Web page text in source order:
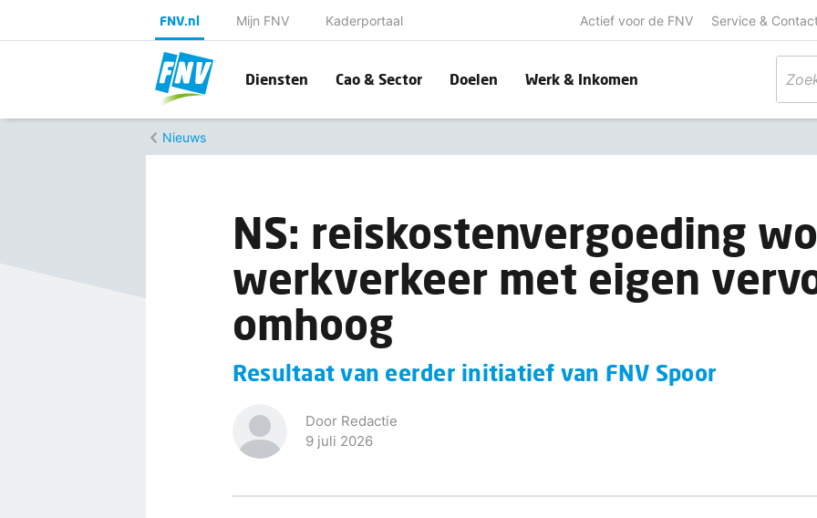
FNV.nl Mijn FNV Kaderportaal Actief voor de FNV Service &
Diensten Cao & Sector Doelen Werk & Inkomen
Nieuws
NS: reiskostenvergoeding
werkverkeer met eigen
omhoog
Resultaat van eerder initiatief van FNV Spoor
Door Redactie
9 juli 2026